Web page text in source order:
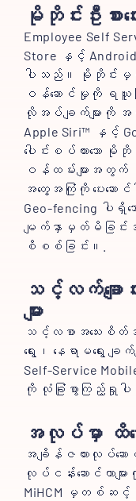
မိုဘိုင်းဦးစာ
Employee Self
Store နှင့်
ပါသည်။ မိုဘိုင်း
ဝန်ဆောင်မှုကို ရယူပ
လိုအပ်ချက်များ
Apple Siri™ နှင့်
ပေါင်းစပ်ထားသော
ဝန်ထမ်းများအတွ
အတွေ့အကြုံကို ပေးဆေ
Geo-fencing ပါ
မျက်နှာမှတ်မိခြင်းအ
စိစစ်ခြင်း။.
သင့်လက်ချ
များ
သင့်လစာအသေးစိတ်
ရွေး၊ နေရာမရွေး
Self-Service
ကို လုံခြုံစွာကြည့်ရှုပါ
အလုပ်မှာ ထိရ
အချိန်ဇယားလုပ်ဆေ
လုပ်ငန်းဆောင်တာ
MiHCM မှတစ်ဆ